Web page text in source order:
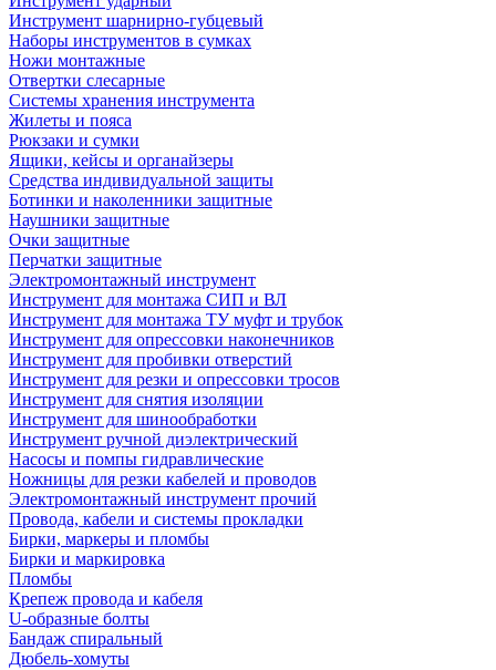
Инструмент шарнирно-губцевый
Наборы инструментов в сумках
Ножи монтажные
Отвертки слесарные
Системы хранения инструмента
Жилеты и пояса
Рюкзаки и сумки
Ящики, кейсы и органайзеры
Средства индивидуальной защиты
Ботинки и наколенники защитные
Наушники защитные
Очки защитные
Перчатки защитные
Электромонтажный инструмент
Инструмент для монтажа СИП и ВЛ
Инструмент для монтажа ТУ муфт и трубок
Инструмент для опрессовки наконечников
Инструмент для пробивки отверстий
Инструмент для резки и опрессовки тросов
Инструмент для снятия изоляции
Инструмент для шинообработки
Инструмент ручной диэлектрический
Насосы и помпы гидравлические
Ножницы для резки кабелей и проводов
Электромонтажный инструмент прочий
Провода, кабели и системы прокладки
Бирки, маркеры и пломбы
Бирки и маркировка
Пломбы
Крепеж провода и кабеля
U-образные болты
Бандаж спиральный
Дюбель-хомуты